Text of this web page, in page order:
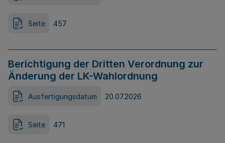
Seite 457
Berichtigung der Dritten Verordnung zur
Änderung der LK-Wahlordnung
Ausfertigungsdatum 20.07.2026
Seite 471